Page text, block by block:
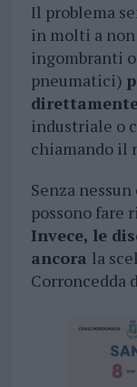
Il problema
in molti a
ingombranti
pneumatici)
industriale o
chiamando il
Senza
possono fare
Invece, le
ancora la
Corroncedda